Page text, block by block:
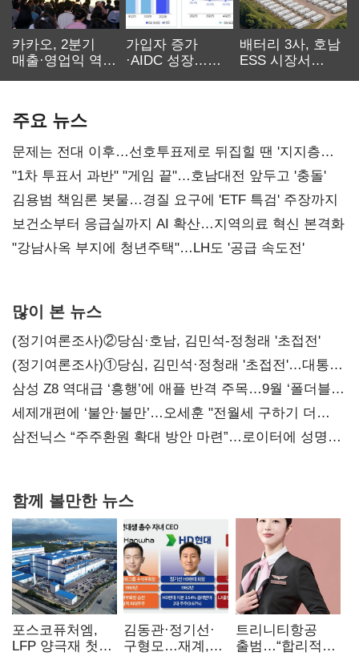
카카오, 2분기
매출·영업익 역대
가입자 증가
·AIDC 성장…
배터리 3사, 호남
ESS 시장서
주요 뉴스
문제는 전대 이후…선호투표제로 뒤집힐 땐 '지지층
불복'
"1차 투표서 과반" "게임 끝"…호남대전 앞두고 '충돌'
김용범 책임론 봇물…경질 요구에 'ETF 특검' 주장까지
보건소부터 응급실까지 AI 확산…지역의료 혁신 본격화
"강남사옥 부지에 청년주택"…LH도 '공급 속도전'
많이 본 뉴스
(정기여론조사)②당심·호남, 김민석-정청래 '초접전'
(정기여론조사)①당심, 김민석·정청래 '초접전'…대통령
지지도 '50% 아래로'(종합)
삼성 Z8 역대급 ‘흥행’에 애플 반격 주목…9월 ‘폴더블
대전’
세제개편에 ‘불안·불만’…오세훈 "전월세 구하기 더
힘들어질 것"
삼전닉스 “주주환원 확대 방안 마련”…로이터에 성명
함께 볼만한 뉴스
포스코퓨처엠,
LFP 양극재 첫
김동관·정기선·
구형모…재계,
트리니티항공
출범…“합리적